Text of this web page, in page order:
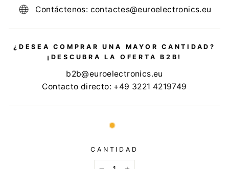
Contáctenos: contactes@euroelectronics.eu
¿DESEA COMPRAR UNA MAYOR CANTIDAD?
¡DESCUBRA LA OFERTA B2B!
b2b@euroelectronics.eu
Contacto directo: +49 3221 4219749
CANTIDAD